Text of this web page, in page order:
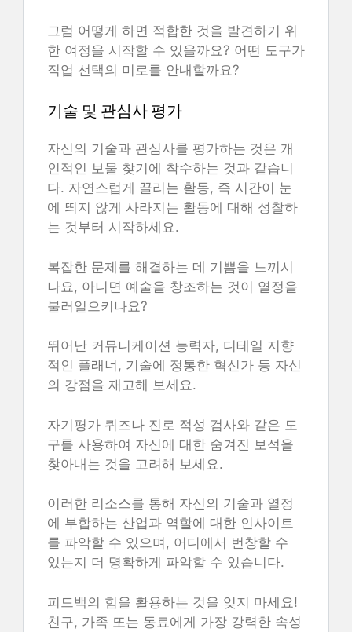
그럼 어떻게 하면 적합한 것을 발견하기 위
한 여정을 시작할 수 있을까요? 어떤 도구가
직업 선택의 미로를 안내할까요?
기술 및 관심사 평가
자신의 기술과 관심사를 평가하는 것은 개
인적인 보물 찾기에 착수하는 것과 같습니
다. 자연스럽게 끌리는 활동, 즉 시간이 눈
에 띄지 않게 사라지는 활동에 대해 성찰하
는 것부터 시작하세요.
복잡한 문제를 해결하는 데 기쁨을 느끼시
나요, 아니면 예술을 창조하는 것이 열정을
불러일으키나요?
뛰어난 커뮤니케이션 능력자, 디테일 지향
적인 플래너, 기술에 정통한 혁신가 등 자신
의 강점을 재고해 보세요.
자기평가 퀴즈나 진로 적성 검사와 같은 도
구를 사용하여 자신에 대한 숨겨진 보석을
찾아내는 것을 고려해 보세요.
이러한 리소스를 통해 자신의 기술과 열정
에 부합하는 산업과 역할에 대한 인사이트
를 파악할 수 있으며, 어디에서 번창할 수
있는지 더 명확하게 파악할 수 있습니다.
피드백의 힘을 활용하는 것을 잊지 마세요!
친구, 가족 또는 동료에게 가장 강력한 속성